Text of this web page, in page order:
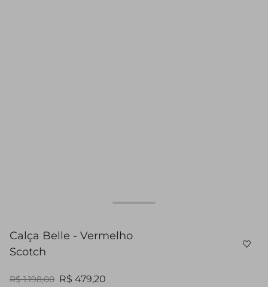
Calça Belle - Vermelho
Scotch
R$ 1.198,00 R$ 479,20